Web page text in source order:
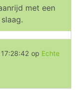
met een
op Echte